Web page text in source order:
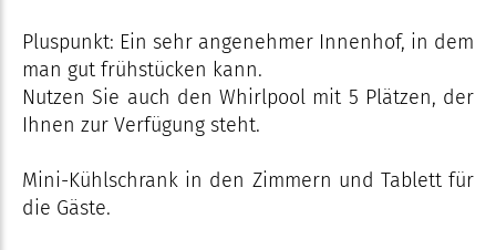
Pluspunkt: Ein sehr angenehmer Innenhof, in dem
man gut frühstücken kann.
Nutzen Sie auch den Whirlpool mit 5 Plätzen, der
Ihnen zur Verfügung steht.
Mini-Kühlschrank in den Zimmern und Tablett für
die Gäste.